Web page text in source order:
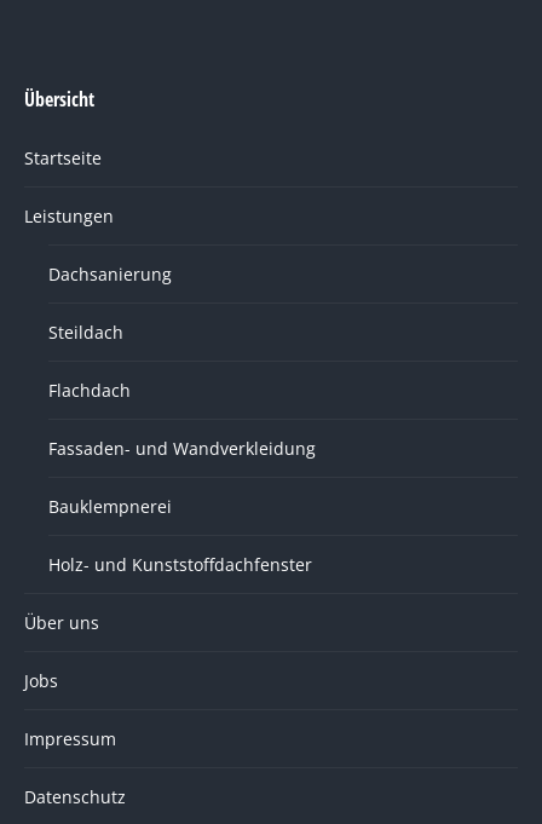
Übersicht
Startseite
Leistungen
Dachsanierung
Steildach
Flachdach
Fassaden- und Wandverkleidung
Bauklempnerei
Holz- und Kunststoffdachfenster
Über uns
Jobs
Impressum
Datenschutz